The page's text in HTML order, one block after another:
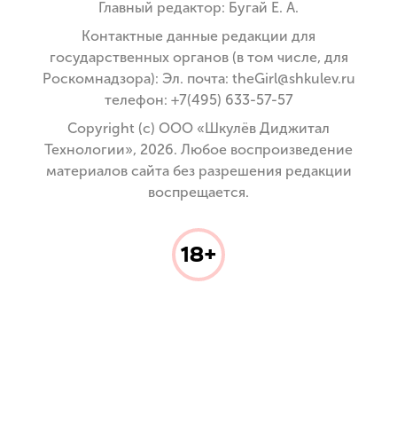
Главный редактор: Бугай Е. А.
Контактные данные редакции для
государственных органов (в том числе, для
Роскомнадзора): Эл. почта: theGirl@shkulev.ru
телефон: +7(495) 633-57-57
Copyright (с) ООО «Шкулёв Диджитал
Технологии», 2026. Любое воспроизведение
материалов сайта без разрешения редакции
воспрещается.
18+